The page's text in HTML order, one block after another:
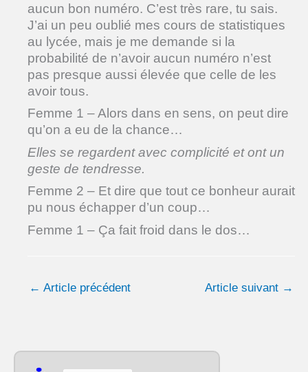
aucun bon numéro. C’est très rare, tu sais.
J’ai un peu oublié mes cours de statistiques
au lycée, mais je me demande si la
probabilité de n’avoir aucun numéro n’est
pas presque aussi élevée que celle de les
avoir tous.
Femme 1 – Alors dans en sens, on peut dire
qu’on a eu de la chance…
Elles se regardent avec complicité et ont un
geste de tendresse.
Femme 2 – Et dire que tout ce bonheur aurait
pu nous échapper d’un coup…
Femme 1 – Ça fait froid dans le dos…
← Article précédent Article suivant →